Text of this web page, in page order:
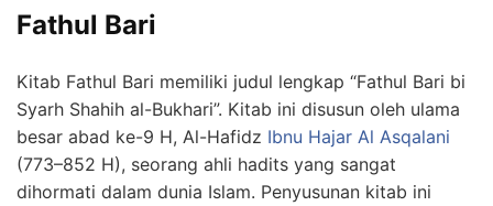
Fathul Bari
Kitab Fathul Bari memiliki judul lengkap “Fathul Bari bi
Syarh Shahih al-Bukhari”. Kitab ini disusun oleh ulama
besar abad ke-9 H, Al-Hafidz Ibnu Hajar Al Asqalani
(773–852 H), seorang ahli hadits yang sangat
dihormati dalam dunia Islam. Penyusunan kitab ini